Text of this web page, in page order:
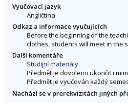
Vyučovací jazyk
Angličtina
Odkaz a informace vyučujících
Before the beginning of the
clothes, students will meet in the
Další komentáře
Studijní materiály
Předmět je dovoleno ukončit i
Předmět je vyučován každý
Nachází se v prerekvizitách jiných